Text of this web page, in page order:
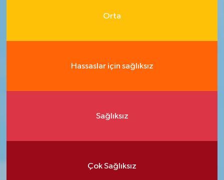
Orta
Hassaslar için sağlıksız
Sağlıksız
Çok Sağlıksız